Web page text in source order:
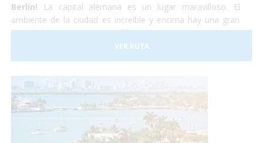
Berlín!
La capital alemana es un lugar maravilloso. El
ambiente de la ciudad es increíble y encima hay una gran
cantidad de monumentos, edificios y museos por visitar. La
capital alemana es totalmenteaccesible para personas
con discapacidadaunque hay que tener en cuenta que
pueden dificultar el paso a sillas de ruedas manuales. Sin
embargo nosotros nos encargaremos de todo, y tu sólo de
disfrutar.
VER RUTA